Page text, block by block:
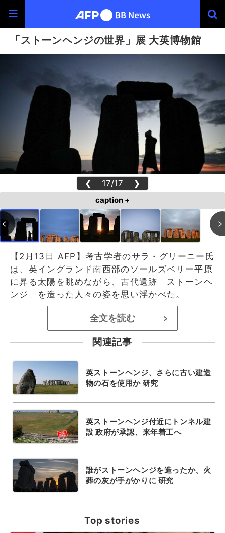
「ストーンヘンジの世界」展 大英博物館
❮ 17/17 ❯
caption +
【2月13日 AFP】考古学者のサラ・グリーニー氏
は、英イングランド南西部のソールズベリー平原
に昇る太陽を眺めながら、古代遺跡「ストーンヘ
ンジ」を造った人々の姿を思い浮かべた。
全文を読む >
関連記事
英ストーンヘンジ、さらに古い建造
物の石を使用か 研究
英ストーンヘンジ付近にトンネル建
設 政府が承認、来年着工へ
誰がストーンヘンジを造ったか、火
葬の灰が手がかりに 研究
Top stories